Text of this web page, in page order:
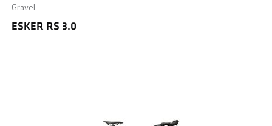
Gravel
ESKER RS 3.0